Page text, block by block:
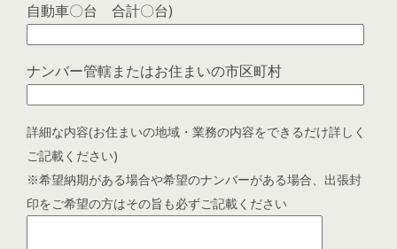
自動車〇台 合計〇台)
ナンバー管轄またはお住まいの市区町村
詳細な内容(お住まいの地域・業務の内容をできるだけ詳しく
ご記載ください)
※希望納期がある場合や希望のナンバーがある場合、出張封
印をご希望の方はその旨も必ずご記載ください